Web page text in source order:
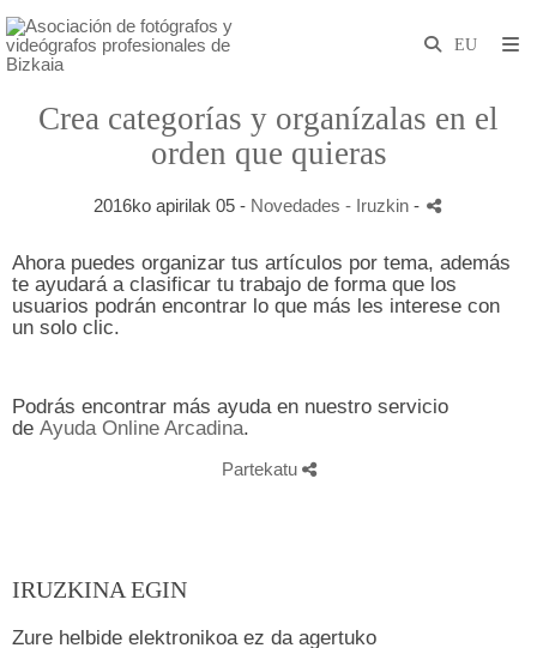
Crea categorías y organízalas en el
orden que quieras
2016ko apirilak 05 - Novedades - Iruzkin -
Ahora puedes organizar tus artículos por tema, además
te ayudará a clasificar tu trabajo de forma que los
usuarios podrán encontrar lo que más les interese con
un solo clic.
Podrás encontrar más ayuda en nuestro servicio
de Ayuda Online Arcadina.
Partekatu
IRUZKINA EGIN
Zure helbide elektronikoa ez da agertuko